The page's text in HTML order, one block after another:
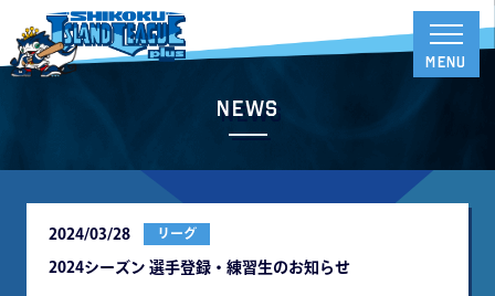
News
2024/03/28 リーグ
2024シーズン 選手登録・練習生のお知らせ